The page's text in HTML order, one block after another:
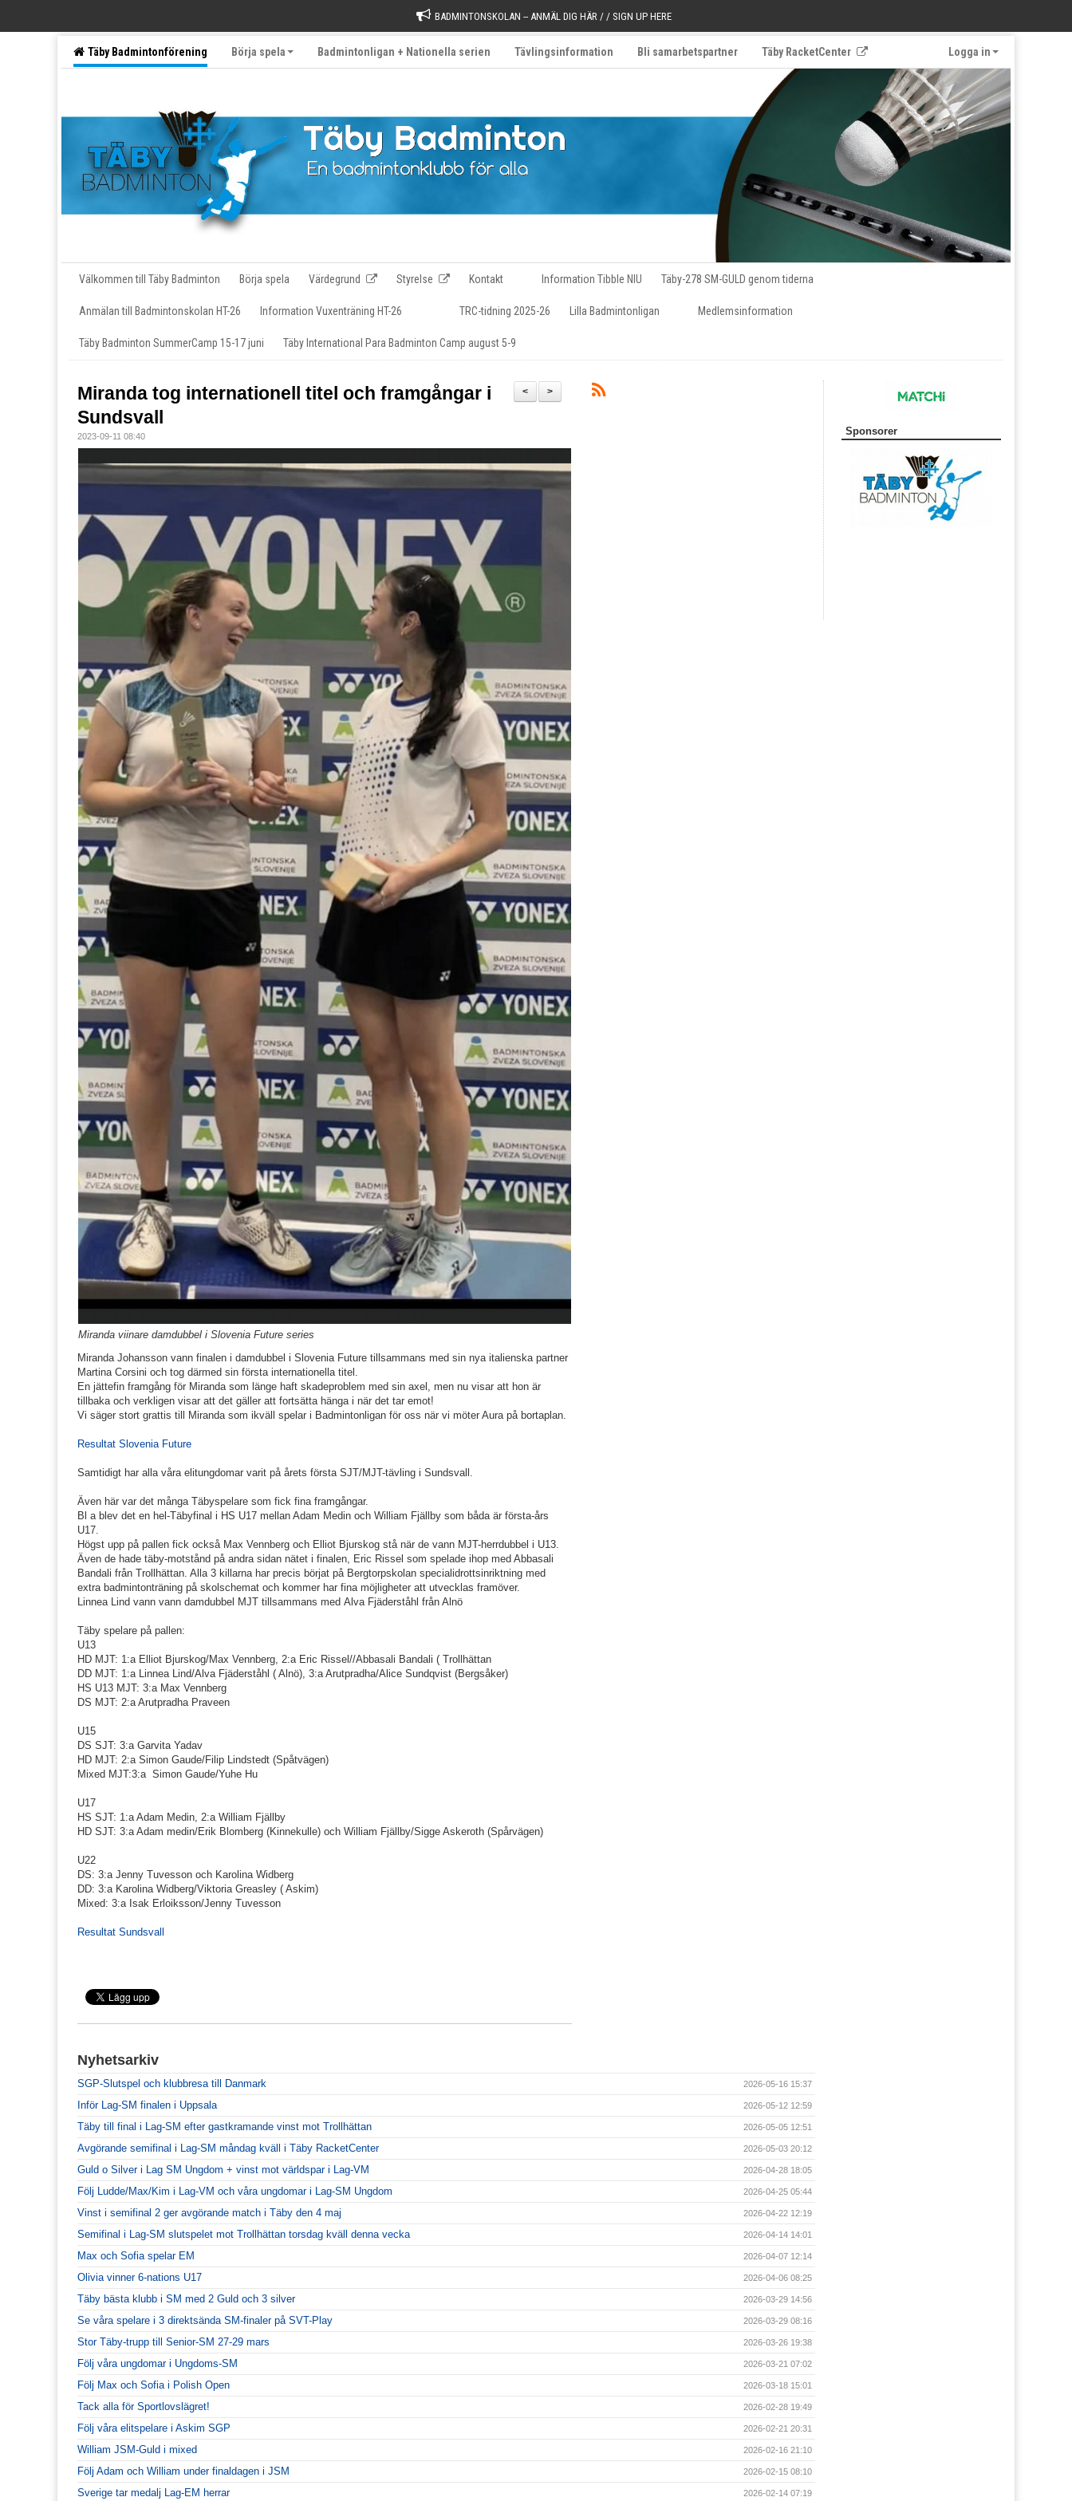
BADMINTONSKOLAN -- ANMÄL DIG HÄR / / SIGN UP HERE
Täby Badmintonförening Börja spela Badmintonligan + Nationella serien Tävlingsinformation Bli samarbetspartner Täby RacketCenter Logga in
Välkommen till Täby Badminton Börja spela Värdegrund Styrelse Kontakt Information Tibble NIU Täby-278 SM-GULD genom tiderna
Anmälan till Badmintonskolan HT-26 Information Vuxenträning HT-26 TRC-tidning 2025-26 Lilla Badmintonligan Medlemsinformation
Täby Badminton SummerCamp 15-17 juni Täby International Para Badminton Camp august 5-9
>
<
Miranda tog internationell titel och framgångar i
Sundsvall
2023-09-11 08:40
Miranda viinare damdubbel i Slovenia Future series
Miranda Johansson vann finalen i damdubbel i Slovenia Future tillsammans med sin nya italienska partner
Martina Corsini och tog därmed sin första internationella titel.
En jättefin framgång för Miranda som länge haft skadeproblem med sin axel, men nu visar att hon är
tillbaka och verkligen visar att det gäller att fortsätta hänga i när det tar emot!
Vi säger stort grattis till Miranda som ikväll spelar i Badmintonligan för oss när vi möter Aura på bortaplan.
Resultat Slovenia Future
Samtidigt har alla våra elitungdomar varit på årets första SJT/MJT-tävling i Sundsvall.
Även här var det många Täbyspelare som fick fina framgångar.
Bl a blev det en hel-Täbyfinal i HS U17 mellan Adam Medin och William Fjällby som båda är första-års
U17.
Högst upp på pallen fick också Max Vennberg och Elliot Bjurskog stå när de vann MJT-herrdubbel i U13.
Även de hade täby-motstånd på andra sidan nätet i finalen, Eric Rissel som spelade ihop med Abbasali
Bandali från Trollhättan. Alla 3 killarna har precis börjat på Bergtorpskolan specialidrottsinriktning med
extra badmintonträning på skolschemat och kommer har fina möjligheter att utvecklas framöver.
Linnea Lind vann vann damdubbel MJT tillsammans med Alva Fjäderståhl från Alnö
Täby spelare på pallen:
U13
HD MJT: 1:a Elliot Bjurskog/Max Vennberg, 2:a Eric Rissel//Abbasali Bandali ( Trollhättan
DD MJT: 1:a Linnea Lind/Alva Fjäderståhl ( Alnö), 3:a Arutpradha/Alice Sundqvist (Bergsåker)
HS U13 MJT: 3:a Max Vennberg
DS MJT: 2:a Arutpradha Praveen
U15
DS SJT: 3:a Garvita Yadav
HD MJT: 2:a Simon Gaude/Filip Lindstedt (Spåtvägen)
Mixed MJT:3:a Simon Gaude/Yuhe Hu
U17
HS SJT: 1:a Adam Medin, 2:a William Fjällby
HD SJT: 3:a Adam medin/Erik Blomberg (Kinnekulle) och William Fjällby/Sigge Askeroth (Spårvägen)
U22
DS: 3:a Jenny Tuvesson och Karolina Widberg
DD: 3:a Karolina Widberg/Viktoria Greasley ( Askim)
Mixed: 3:a Isak Erloiksson/Jenny Tuvesson
Resultat Sundsvall
Nyhetsarkiv
SGP-Slutspel och klubbresa till Danmark 2026-05-16 15:37
Inför Lag-SM finalen i Uppsala 2026-05-12 12:59
Täby till final i Lag-SM efter gastkramande vinst mot Trollhättan 2026-05-05 12:51
Avgörande semifinal i Lag-SM måndag kväll i Täby RacketCenter 2026-05-03 20:12
Guld o Silver i Lag SM Ungdom + vinst mot världspar i Lag-VM 2026-04-28 18:05
Följ Ludde/Max/Kim i Lag-VM och våra ungdomar i Lag-SM Ungdom 2026-04-25 05:44
Vinst i semifinal 2 ger avgörande match i Täby den 4 maj 2026-04-22 12:19
Semifinal i Lag-SM slutspelet mot Trollhättan torsdag kväll denna vecka 2026-04-14 14:01
Max och Sofia spelar EM 2026-04-07 12:14
Olivia vinner 6-nations U17 2026-04-06 08:25
Täby bästa klubb i SM med 2 Guld och 3 silver 2026-03-29 14:56
Se våra spelare i 3 direktsända SM-finaler på SVT-Play 2026-03-29 08:16
Stor Täby-trupp till Senior-SM 27-29 mars 2026-03-26 19:38
Följ våra ungdomar i Ungdoms-SM 2026-03-21 07:02
Följ Max och Sofia i Polish Open 2026-03-18 15:01
Tack alla för Sportlovslägret! 2026-02-28 19:49
Följ våra elitspelare i Askim SGP 2026-02-21 20:31
William JSM-Guld i mixed 2026-02-16 21:10
Följ Adam och William under finaldagen i JSM 2026-02-15 08:10
Sverige tar medalj Lag-EM herrar 2026-02-14 07:19
Sponsorer